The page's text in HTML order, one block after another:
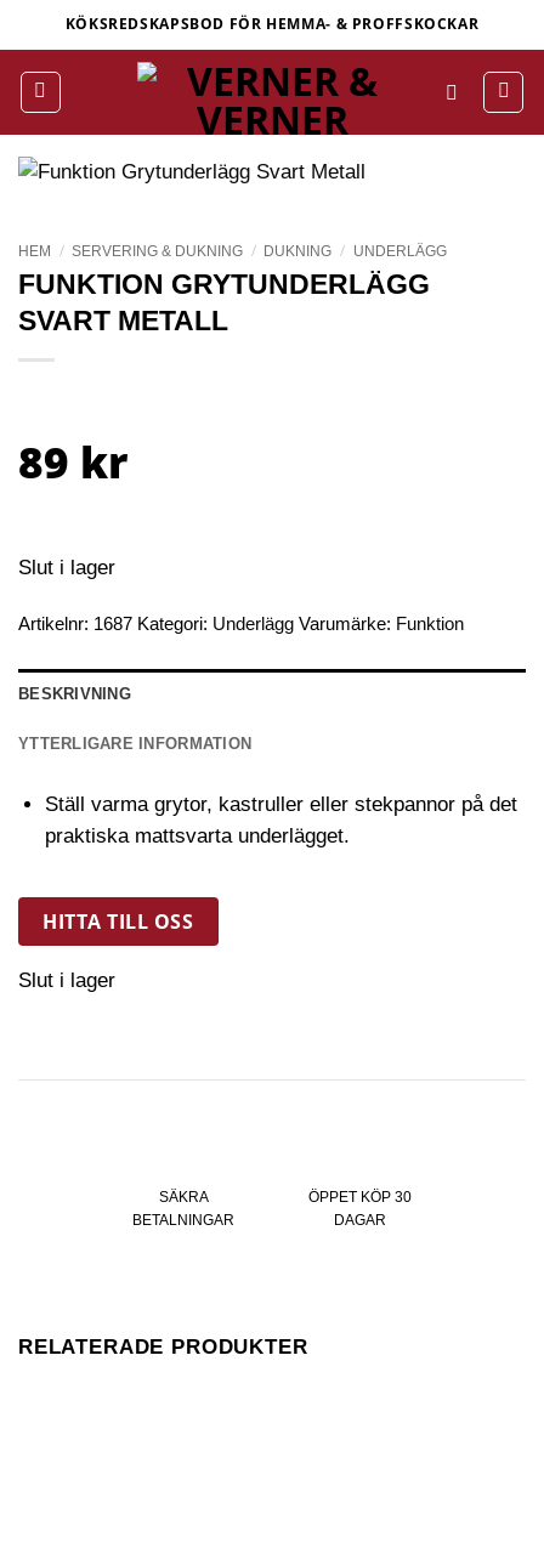
to
content
KÖKSREDSKAPSBOD FÖR HEMMA- & PROFFSKOCKAR
HEM / SERVERING & DUKNING / DUKNING / UNDERLÄGG
FUNKTION GRYTUNDERLÄGG
SVART METALL
89 kr
Slut i lager
Artikelnr: 1687 Kategori: Underlägg Varumärke: Funktion
BESKRIVNING
YTTERLIGARE INFORMATION
Ställ varma grytor, kastruller eller stekpannor på det
praktiska mattsvarta underlägget.
HITTA TILL OSS
Slut i lager
SÄKRA
BETALNINGAR
ÖPPET KÖP 30
DAGAR
RELATERADE PRODUKTER